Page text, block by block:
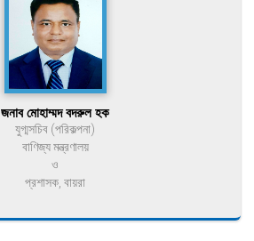
জনাব মোহাম্মদ বদরুল হক
যুগ্মসচিব (পরিকল্পনা)
বাণিজ্য মন্ত্রণালয়
ও
প্রশাসক, বায়রা